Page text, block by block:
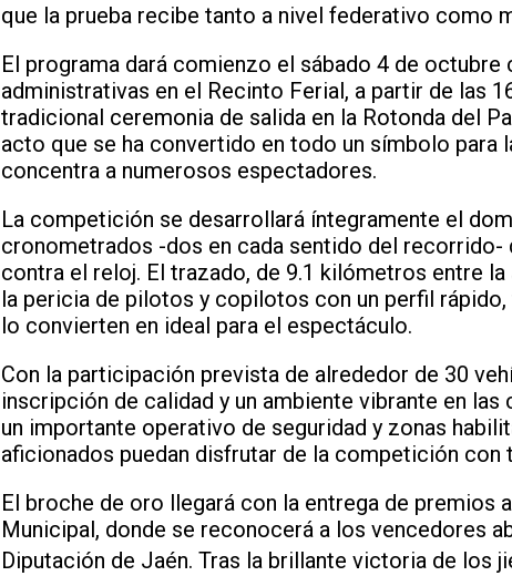
que la prueba recibe tanto a nivel federativo como
El programa dará comienzo el sábado 4 de
administrativas en el Recinto Ferial, a partir de las
tradicional ceremonia de salida en la Rotonda del
acto que se ha convertido en todo un símbolo para
concentra a numerosos espectadores.
La competición se desarrollará íntegramente el
cronometrados -dos en cada sentido del
contra el reloj. El trazado, de 9.1 kilómetros entre
la pericia de pilotos y copilotos con un perfil
lo convierten en ideal para el espectáculo.
Con la participación prevista de alrededor de 30
inscripción de calidad y un ambiente vibrante en
un importante operativo de seguridad y zonas
aficionados puedan disfrutar de la competición con
El broche de oro llegará con la entrega de premios
Municipal, donde se reconocerá a los vencedores
Diputación de Jaén. Tras la brillante victoria de los